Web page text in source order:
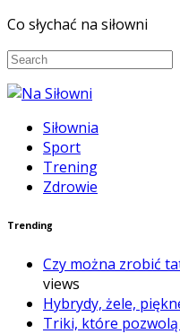
Co słychać na siłowni
Siłownia
Sport
Trening
Zdrowie
Trending
Czy można zrobić
views
Hybrydy, żele,
Triki, które